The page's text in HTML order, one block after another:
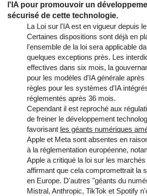
l'IA pour promouvoir un
sécurisé de cette technologie.
La Loi sur l'IA est en vigueur depuis
Certaines dispositions sont déjà en
l'ensemble de la loi sera applicable
quelques exceptions près. Les
effectives dans six mois, la
pour les modèles d'IA générale
règles pour les systèmes d'IA
réglementés après 36 mois.
Cependant il est reproché aux
de freiner le développement
favorisant les géants numériques
Apple et Meta sont absentes en
à la réglementation européenne,
Apple a critiqué la loi sur les
affirmant que cela compromettrait la
en Europe. D'autres "géants du
Mistral, Anthropic, TikTok et Spotify